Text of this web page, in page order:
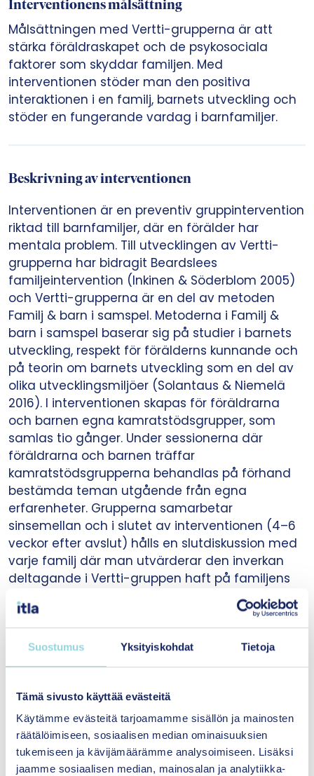
Suostumus Yksityiskohdat Tietoja
Tämä sivusto käyttää evästeitä
Käytämme evästeitä tarjoamamme sisällön ja mainosten
räätälöimiseen, sosiaalisen median ominaisuuksien
tukemiseen ja kävijämäärämme analysoimiseen. Lisäksi
jaamme sosiaalisen median, mainosalan ja analytiikka-
Interventionens målsättning
Målsättningen med Vertti-grupperna är att
stärka föräldraskapet och de psykosociala
faktorer som skyddar familjen. Med
interventionen stöder man den positiva
interaktionen i en familj, barnets utveckling och
stöder en fungerande vardag i barnfamiljer.
Beskrivning av interventionen
Interventionen är en preventiv gruppintervention
riktad till barnfamiljer, där en förälder har
mentala problem. Till utvecklingen av Vertti-
grupperna har bidragit Beardslees
familjeintervention (Inkinen & Söderblom 2005)
och Vertti-grupperna är en del av metoden
Familj & barn i samspel. Metoderna i Familj &
barn i samspel baserar sig på studier i barnets
utveckling, respekt för förälderns kunnande och
på teorin om barnets utveckling som en del av
olika utvecklingsmiljöer (Solantaus & Niemelä
2016). I interventionen skapas för föräldrarna
och barnen egna kamratstödsgrupper, som
samlas tio gånger. Under sessionerna där
föräldrarna och barnen träffar
kamratstödsgrupperna behandlas på förhand
bestämda teman utgående från egna
erfarenheter. Grupperna samarbetar
sinsemellan och i slutet av interventionen (4–6
veckor efter avslut) hålls en slutdiskussion med
varje familj där man utvärderar den inverkan
deltagande i Vertti-gruppen haft på familjens
vardag, och om det finns skäl bedömer man
behovet av fortsatt stöd.
Vertti-handledarutbildningen riktar sig till dem
som jobbar med barnfamiljer, i synnerhet
professionella inom social- och hälsovården.
Skolningen baserar sig på en handbok om